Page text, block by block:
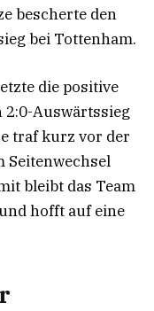
bescherte den
bei Tottenham.
die positive
2:0-Auswärtssieg
traf kurz vor der
Seitenwechsel
bleibt das Team
hofft auf eine